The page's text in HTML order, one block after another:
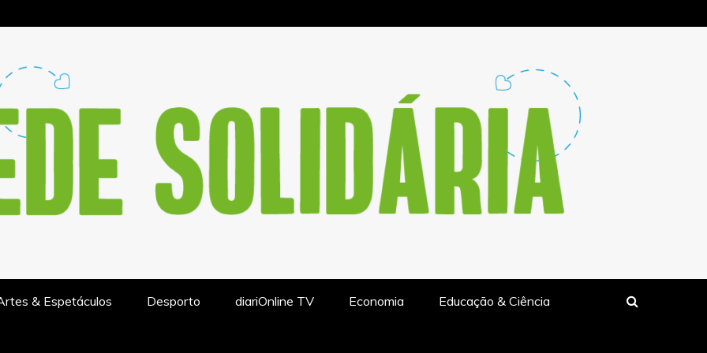
& Espetáculos Desporto diariOnline TV Economia Educação & Ciência